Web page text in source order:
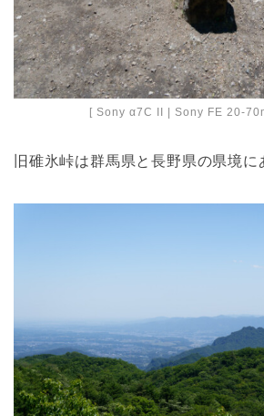
[ Sony α7C II | Sony FE 20-
旧碓氷峠は群馬県と長野県の県境に